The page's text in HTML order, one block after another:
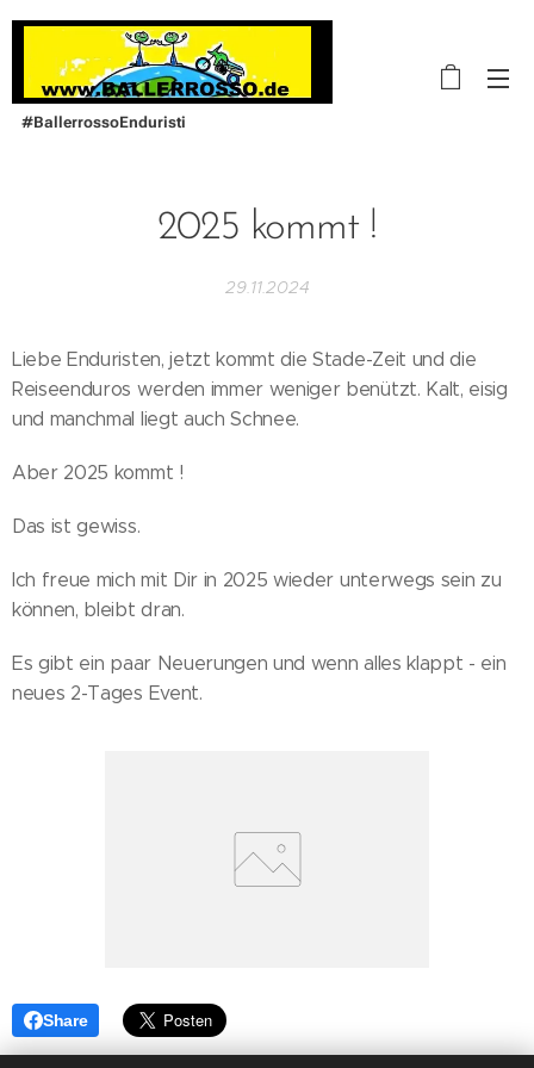
#BallerrossoEnduristi
2025 kommt !
29.11.2024
Liebe Enduristen, jetzt kommt die Stade-Zeit und die
Reiseenduros werden immer weniger benützt. Kalt, eisig
und manchmal liegt auch Schnee.
Aber 2025 kommt !
Das ist gewiss.
Ich freue mich mit Dir in 2025 wieder unterwegs sein zu
können, bleibt dran.
Es gibt ein paar Neuerungen und wenn alles klappt - ein
neues 2-Tages Event.
Share